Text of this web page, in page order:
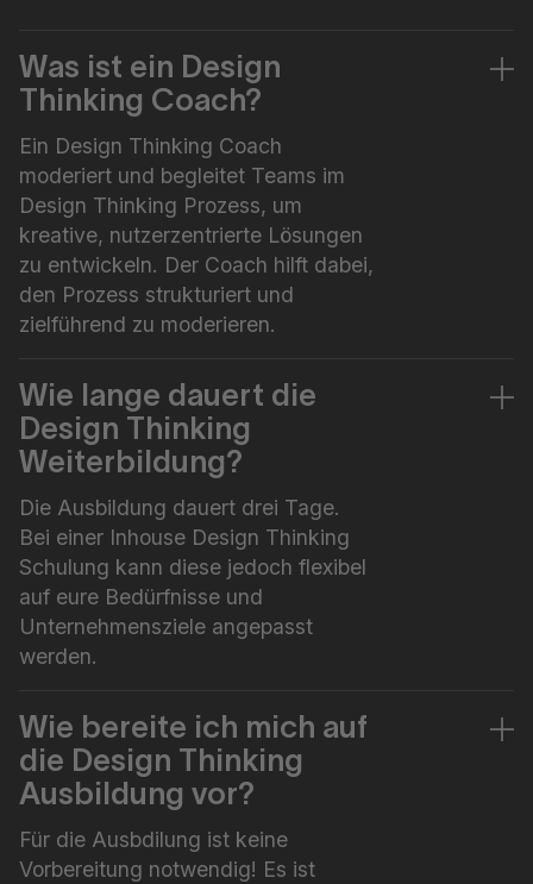
Was ist ein Design
Thinking Coach?
Ein Design Thinking Coach
moderiert und begleitet Teams im
Design Thinking Prozess, um
kreative, nutzerzentrierte Lösungen
zu entwickeln. Der Coach hilft dabei,
den Prozess strukturiert und
zielführend zu moderieren.
Wie lange dauert die
Design Thinking
Weiterbildung?
Die Ausbildung dauert drei Tage.
Bei einer Inhouse Design Thinking
Schulung kann diese jedoch flexibel
auf eure Bedürfnisse und
Unternehmensziele angepasst
werden.
Wie bereite ich mich auf
die Design Thinking
Ausbildung vor?
Für die Ausbdilung ist keine
Vorbereitung notwendig! Es ist